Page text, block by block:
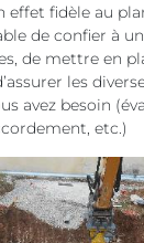
fidèle au
de confier à
de mettre en
les
avez besoin
etc.)